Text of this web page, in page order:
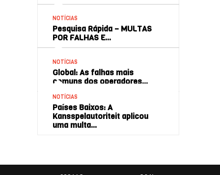
NOTÍCIAS
Pesquisa Rápida – MULTAS
POR FALHAS E…
NOTÍCIAS
Global: As falhas mais
comuns dos operadores…
NOTÍCIAS
Países Baixos: A
Kansspelautoriteit aplicou
uma multa…